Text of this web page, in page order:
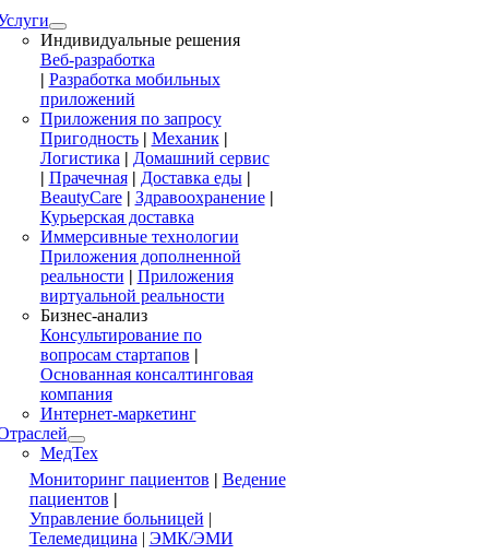
Индивидуальные решения
Веб-разработка
| Разработка мобильных
приложений
Приложения по запросу
Пригодность| Механик|
Логистика| Домашний сервис
| Прачечная | Доставка еды |
BeautyCare | Здравоохранение |
Курьерская доставка
Иммерсивные технологии
Приложения дополненной
реальности | Приложения
виртуальной реальности
Бизнес-анализ
Консультирование по
вопросам стартапов |
Основанная консалтинговая
компания
Интернет-маркетинг
МедТех
Мониторинг пациентов | Ведение
пациентов |
Управление больницей |
Телемедицина| ЭМК/ЭМИ